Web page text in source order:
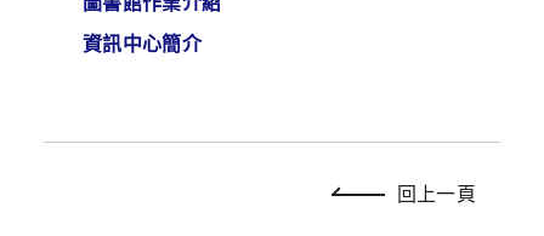
資訊中心簡介
回上一頁